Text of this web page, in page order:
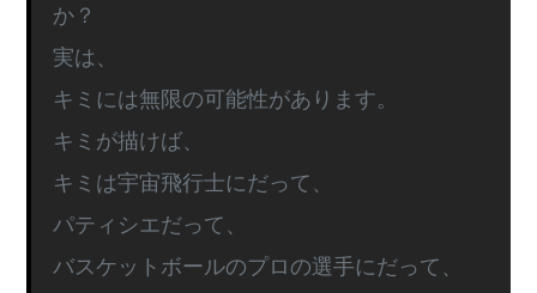
か？
実は、
キミには無限の可能性があります。
キミが描けば、
キミは宇宙飛行士にだって、
パティシエだって、
バスケットボールのプロの選手にだって、